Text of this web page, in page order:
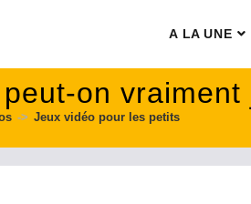
A LA UNE
on
-> Jeux vidéo pour les petits